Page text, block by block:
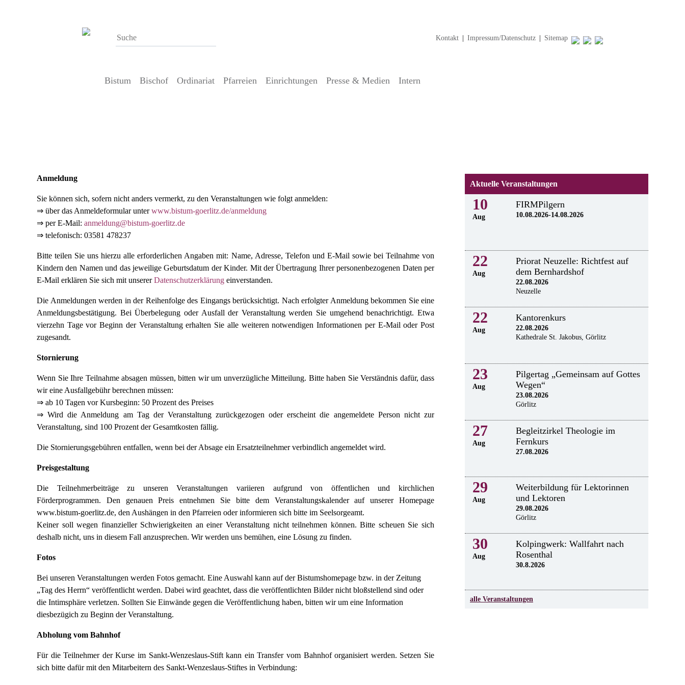
Kontakt Impressum/Datenschutz Sitemap
Bistum Bischof Ordinariat Pfarreien Einrichtungen Presse & Medien Intern
Anmeldung
Sie können sich, sofern nicht anders vermerkt, zu den Veranstaltungen wie folgt anmelden:
⇒ über das Anmeldeformular unterwww.bistum-goerlitz.de/anmeldung
⇒ per E-Mail: anmeldung@bistum-goerlitz.de
⇒ telefonisch: 03581 478237
Bitte teilen Sie uns hierzu alle erforderlichen Angaben mit: Name, Adresse, Telefon und E-Mail sowie bei Teilnahme von
Kindern den Namen und das jeweilige Geburtsdatum der Kinder. Mit der Übertragung Ihrer personenbezogenen Daten per
E-Mail erklären Sie sich mit unsererDatenschutzerklärung einverstanden.
Die Anmeldungen werden in der Reihenfolge des Eingangs berücksichtigt. Nach erfolgter Anmeldung bekommen Sie eine
Anmeldungsbestätigung. Bei Überbelegung oder Ausfall der Veranstaltung werden Sie umgehend benachrichtigt. Etwa
vierzehn Tage vor Beginn der Veranstaltung erhalten Sie alle weiteren notwendigen Informationen per E-Mail oder Post
zugesandt.
Stornierung
Wenn Sie Ihre Teilnahme absagen müssen, bitten wir um unverzügliche Mitteilung. Bitte haben Sie Verständnis dafür, dass
wir eine Ausfallgebühr berechnen müssen:
⇒ ab 10 Tagen vor Kursbeginn: 50 Prozent des Preises
⇒ Wird die Anmeldung am Tag der Veranstaltung zurückgezogen oder erscheint die angemeldete Person nicht zur
Veranstaltung, sind 100 Prozent der Gesamtkosten fällig.
Die Stornierungsgebühren entfallen, wenn bei der Absage ein Ersatzteilnehmer verbindlich angemeldet wird.
Preisgestaltung
Die Teilnehmerbeiträge zu unseren Veranstaltungen variieren aufgrund von öffentlichen und kirchlichen
Förderprogrammen. Den genauen Preis entnehmen Sie bitte dem Veranstaltungskalender auf unserer Homepage
www.bistum-goerlitz.de, den Aushängen in den Pfarreien oder informieren sich bitte im Seelsorgeamt.
Keiner soll wegen finanzieller Schwierigkeiten an einer Veranstaltung nicht teilnehmen können. Bitte scheuen Sie sich
deshalb nicht, uns in diesem Fall anzusprechen. Wir werden uns bemühen, eine Lösung zu finden.
Fotos
Bei unseren Veranstaltungen werden Fotos gemacht. Eine Auswahl kann auf der Bistumshomepage bzw. in der Zeitung
„Tag des Herrn“ veröffentlicht werden. Dabei wird geachtet, dass die veröffentlichten Bilder nicht bloßstellend sind oder
die Intimsphäre verletzen. Sollten Sie Einwände gegen die Veröffentlichung haben, bitten wir um eine Information
diesbezügich zu Beginn der Veranstaltung.
Abholung vom Bahnhof
Für die Teilnehmer der Kurse im Sankt-Wenzeslaus-Stift kann ein Transfer vom Bahnhof organisiert werden. Setzen Sie
sich bitte dafür mit den Mitarbeitern des Sankt-Wenzeslaus-Stiftes in Verbindung:
Aktuelle Veranstaltungen
10
Aug
FIRMPilgern
10.08.2026-14.08.2026
22
Aug
Priorat Neuzelle: Richtfest auf
dem Bernhardshof
22.08.2026
Neuzelle
22
Aug
Kantorenkurs
22.08.2026
Kathedrale St. Jakobus, Görlitz
23
Aug
Pilgertag „Gemeinsam auf Gottes
Wegen“
23.08.2026
Görlitz
27
Aug
Begleitzirkel Theologie im
Fernkurs
27.08.2026
29
Aug
Weiterbildung für Lektorinnen
und Lektoren
29.08.2026
Görlitz
30
Aug
Kolpingwerk: Wallfahrt nach
Rosenthal
30.8.2026
alle Veranstaltungen